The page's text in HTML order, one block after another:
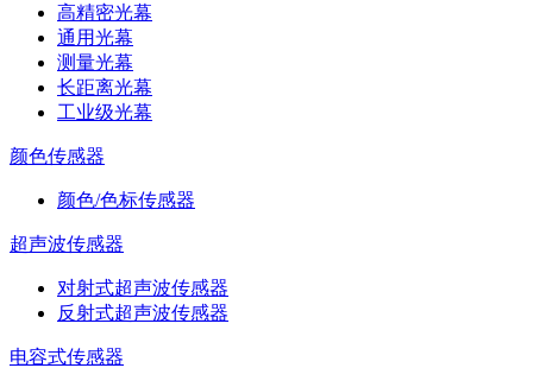
高精密光幕
通用光幕
测量光幕
长距离光幕
工业级光幕
颜色传感器
颜色/色标传感器
超声波传感器
对射式超声波传感器
反射式超声波传感器
电容式传感器